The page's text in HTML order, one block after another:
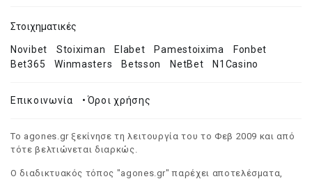
Στοιχηματικές
Novibet Stoiximan Elabet Pamestoixima
Fonbet
Bet365
Winmasters Betsson NetBet N1Casino
Επικοινωνία •Όροι χρήσης
Το agones.gr ξεκίνησε τη λειτουργία του το Φεβ 2009 και από
τότε βελτιώνεται διαρκώς.
Ο διαδικτυακός τόπος "agones.gr" παρέχει αποτελέσματα,